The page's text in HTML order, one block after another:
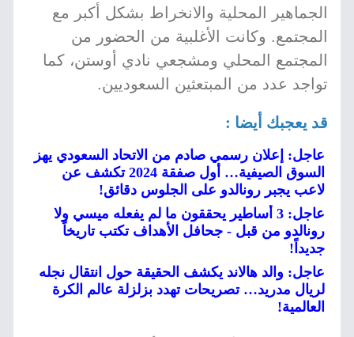
الجماهير المحلية والانخراط بشكل أكبر مع
المجتمع. وكانت الأغلبية من الحضور من
المجتمع المحلي ومشجعي نادي أوستن، كما
تواجد عدد من المبتعثين السعوديين.
قد يعجبك أيضا :
عاجل: إعلان رسمي صادم من الاتحاد السعودي يهز
السوق الصيفية… أول صفقة 2024 تكشف عن
لاعب يجبر رونالدو على الجلوس دقائق!
عاجل: 3 أساطير يحققون ما لم يفعله ميسي ولا
رونالدو من قبل - جحافل الأهداف تكتب تاريخاً
جديداً!
عاجل: والد هالاند يكشف الحقيقة حول انتقال نجله
لريال مدريد… تصريحات تهدد بزلزلة عالم الكرة
العالمية!